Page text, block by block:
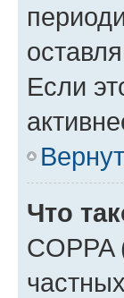
Если
Что